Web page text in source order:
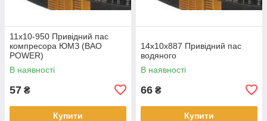
11х10-950 Привідний пас
компресора ЮМЗ (BAO
POWER)
В наявності
57 ₴
Купити
14х10х887 Привідний пас
водяного
В наявності
66 ₴
Купити